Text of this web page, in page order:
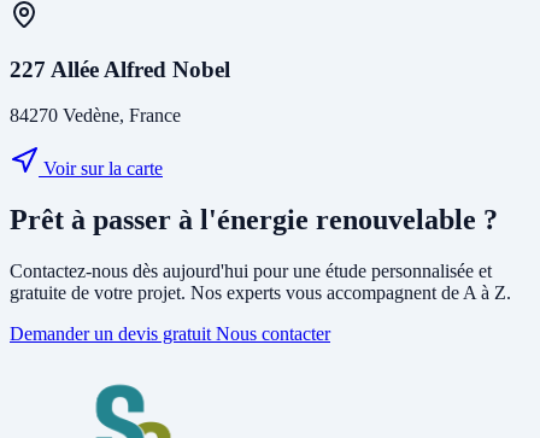
227 Allée Alfred Nobel
84270 Vedène, France
Voir sur la carte
Prêt à passer à l'énergie renouvelable ?
Contactez-nous dès aujourd'hui pour une étude personnalisée et
gratuite de votre projet. Nos experts vous accompagnent de A à Z.
Demander un devis gratuit Nous contacter